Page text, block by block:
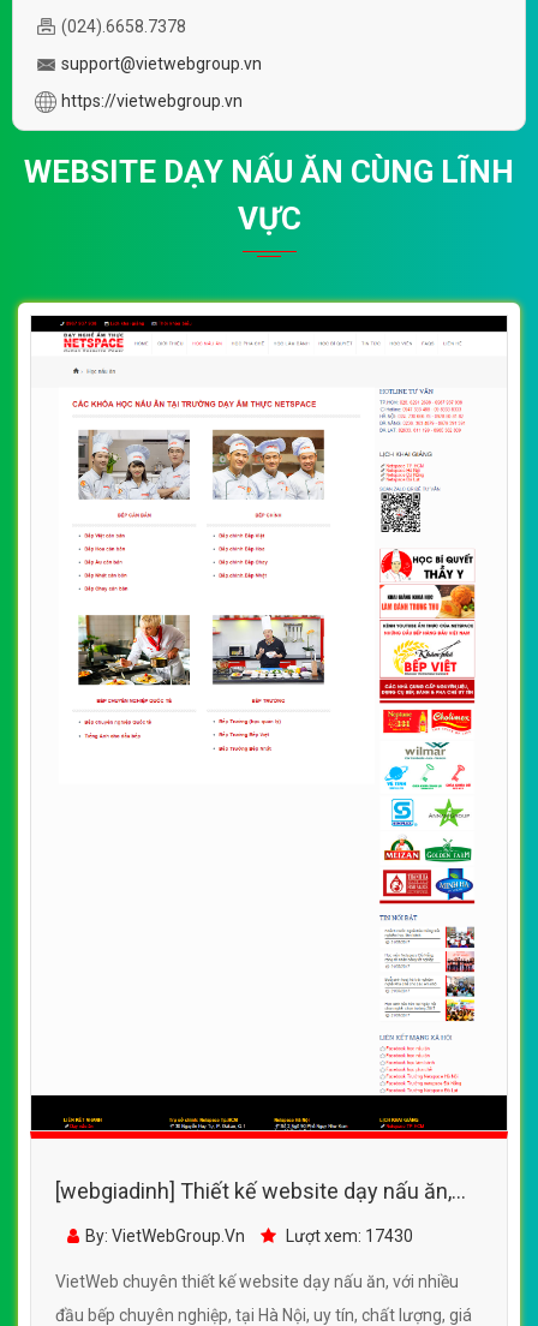
(024).6658.7378
support@vietwebgroup.vn
https://vietwebgroup.vn
WEBSITE DẠY NẤU ĂN CÙNG LĨNH
VỰC
[webgiadinh] Thiết kế website dạy nấu ăn,
với nhiều đầu bếp chuyên nghiệp
By: VietWebGroup.Vn Lượt xem: 17430
VietWeb chuyên thiết kế website dạy nấu ăn, với nhiều
đầu bếp chuyên nghiệp, tại Hà Nội, uy tín, chất lượng, giá